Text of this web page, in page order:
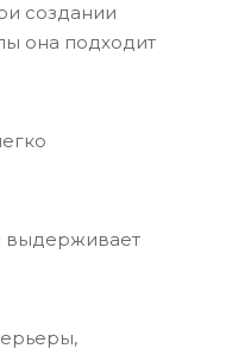
создании
она подходит
выдерживает